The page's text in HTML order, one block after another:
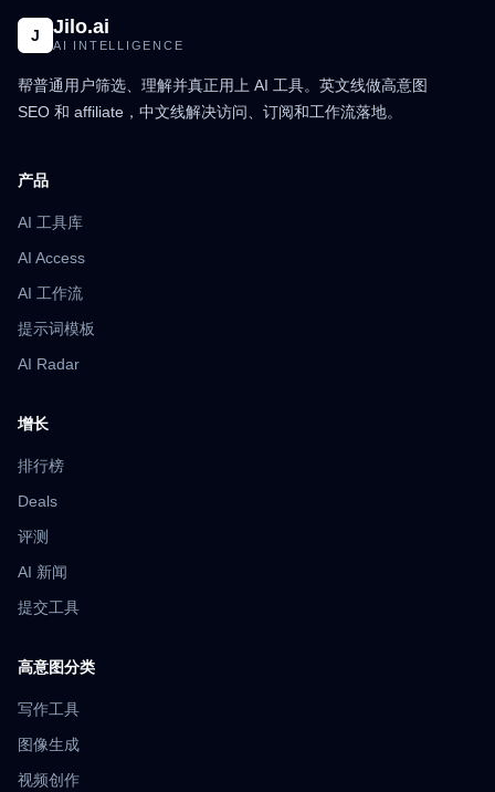
J Jilo.ai
AI INTELLIGENCE
帮普通用户筛选、理解并真正用上 AI 工具。英文线做高意图
SEO 和 affiliate，中文线解决访问、订阅和工作流落地。
产品
AI 工具库
AI Access
AI 工作流
提示词模板
AI Radar
增长
排行榜
Deals
评测
AI 新闻
提交工具
高意图分类
写作工具
图像生成
视频创作